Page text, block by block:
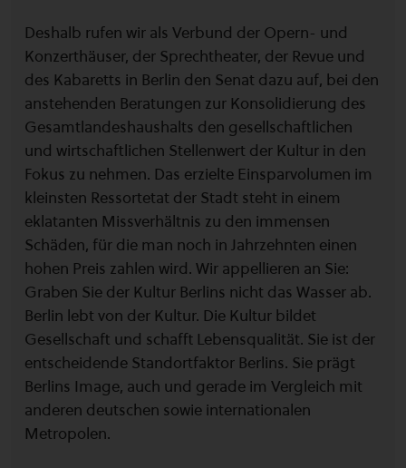
Deshalb rufen wir als Verbund der Opern- und
Konzerthäuser, der Sprechtheater, der Revue und
des Kabaretts in Berlin den Senat dazu auf, bei den
anstehenden Beratungen zur Konsolidierung des
Gesamtlandeshaushalts den gesellschaftlichen
und wirtschaftlichen Stellenwert der Kultur in den
Fokus zu nehmen. Das erzielte Einsparvolumen im
kleinsten Ressortetat der Stadt steht in einem
eklatanten Missverhältnis zu den immensen
Schäden, für die man noch in Jahrzehnten einen
hohen Preis zahlen wird. Wir appellieren an Sie:
Graben Sie der Kultur Berlins nicht das Wasser ab.
Berlin lebt von der Kultur. Die Kultur bildet
Gesellschaft und schafft Lebensqualität. Sie ist der
entscheidende Standortfaktor Berlins. Sie prägt
Berlins Image, auch und gerade im Vergleich mit
anderen deutschen sowie internationalen
Metropolen.